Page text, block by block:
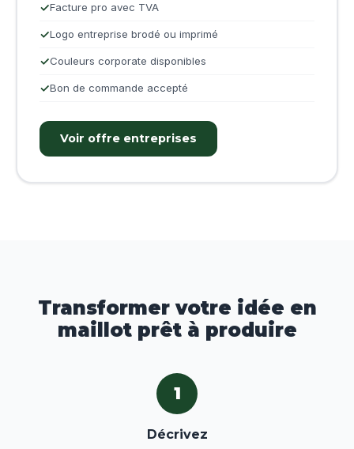
Facture pro avec TVA
Logo entreprise brodé ou imprimé
Couleurs corporate disponibles
Bon de commande accepté
Voir offre entreprises
Transformer votre idée en
maillot prêt à produire
1
Décrivez